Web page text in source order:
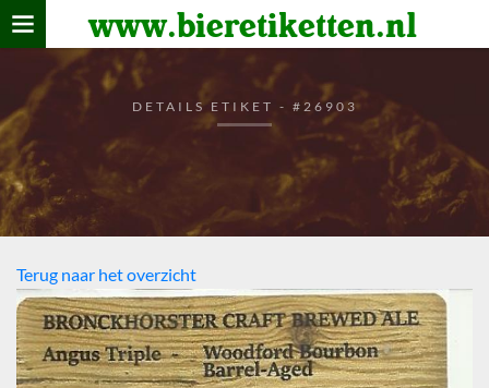
www.bieretiketten.nl
Home
verzamelen
De bierkaart
Bezoekers
DETAILS ETIKET - #26903
Terug naar het overzicht